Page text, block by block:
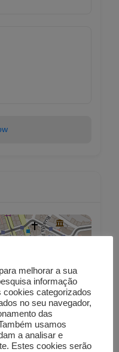
melhorar a sua
informação
cookies categorizados
no seu navegador,
das
usamos
a analisar e
Estes cookies serão